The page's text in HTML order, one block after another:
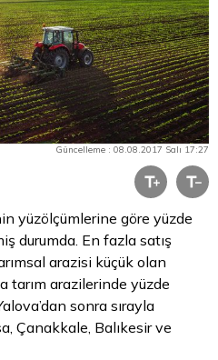
Güncelleme : 08.08.2017 Salı 17:27
yüzölçümlerine göre yüzde
durumda. En fazla satış
arazisi küçük olan
tarım arazilerinde yüzde
sonra sırayla
Çanakkale, Balıkesir ve